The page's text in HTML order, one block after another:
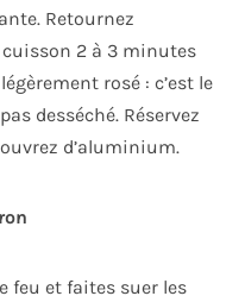
Retournez
2 à 3 minutes
rosé : c’est le
desséché. Réservez
d’aluminium.
feu et faites suer les